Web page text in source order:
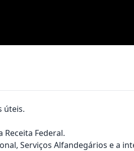
úteis.
Federal.
Serviços Alfandegários e a